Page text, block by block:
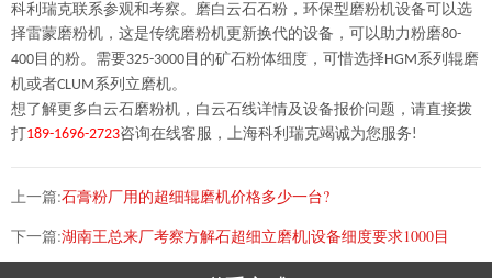
科利瑞克联系参观和考察。磨白云石石粉，环保型磨粉机设备可以选
择雷蒙磨粉机，这是传统磨粉机更新换代的设备，可以助力粉磨80-
400 目的粉。 需要325-3000 目的矿石粉体细度，可惜选择HGM系列辊磨
机或者CLUM系列立磨机。
想了解更多白云石磨粉机，白云石线详情及设备报价问题，请直接拨
打189-1696-2723咨询在线客服，上海科利瑞克竭诚为您服务!
上一篇:石膏粉厂用的超细辊磨机价格多少一台?
下一篇:湖南王总来厂考察方解石超细立磨机|设备细度要求1000目